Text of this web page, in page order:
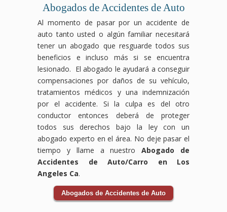
ocurrir
por
condiciones
inseguras,
como
resbaladizos,
falta
de
mantenimiento
o
por
parte
del
personal.
Nuestro
de
abogados
especializados
pero
tienes
que
enfrentarlos
solo.
Nuestro
equipo
de
abogados
especializados
accidentes
de
tránsito
te
guiará
del
proceso
en
laboral
luchará
para
tus
derechos
sean
respetados
y
el
apoyo
necesario
durante
aseguradoras
pueden
ocasionados
por
el
accidente.
Los
accidentes
de
bicicleta
pueden
ocurrir
debido
negligencia
de
conductores
o
condiciones
en
la
vía,
ser
pero
no
tienes
que
enfrentarlo
solo.
Nuestro
equipo
de
expertos
en
accidentes
de
tránsito
de
todo
accidentes
pueden
ocurrir
en
industria
y a
menudo
dejan
a
trabajadores
enfrentando
dificultades
físicas
equipo
de
Abogados de Accidentes de Auto
Al momento de pasar por un accidente de
auto tanto usted o algún familiar necesitará
tener un abogado que resguarde todos sus
beneficios e incluso más si se encuentra
lesionado. El abogado le ayudará a conseguir
compensaciones por daños de su vehículo,
tratamientos médicos y una indemnización
por el accidente. Si la culpa es del otro
conductor entonces deberá de proteger
todos sus derechos bajo la ley con un
abogado experto en el área. No deje pasar el
tiempo y llame a nuestroAbogado de
Accidentes de Auto/Carro en Los
Angeles Ca.
Abogados de Accidentes de Auto